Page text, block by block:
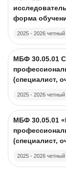
форма
2025 - 2026
Course image
Course name
МБФ 30.05.01
(специалист,
2025 - 2026
Course image
Course name
МБФ 30.05.01
(специалист,
2025 - 2026